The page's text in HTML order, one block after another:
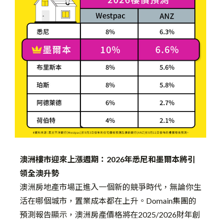
澳洲樓市迎來上漲週期：2026年悉尼和墨爾本將引
領全澳升勢
澳洲房地產市場正進入一個新的競爭時代，無論你生
活在哪個城市，置業成本都在上升。Domain集團的
預測報告顯示，澳洲房產價格將在2025/2026財年創